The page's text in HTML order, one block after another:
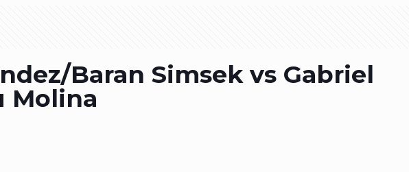
Baran Simsek vs Gabriel
Molina